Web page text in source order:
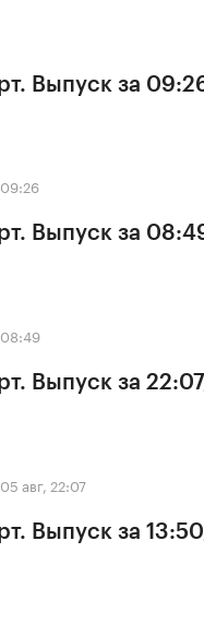
Выпуск за
09:26
Выпуск за
08:49
Выпуск за
05 авг, 22:07
Выпуск за